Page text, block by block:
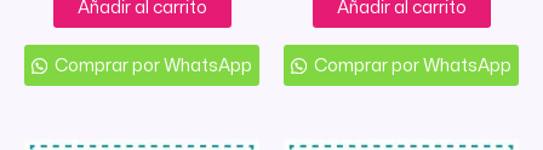
Añadir al carrito
Comprar por WhatsApp
Añadir al carrito
Comprar por WhatsApp